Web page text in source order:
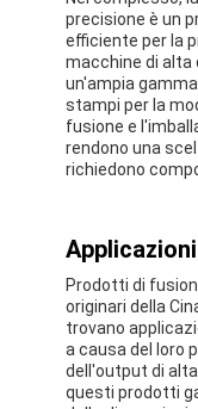
Prodotti
Circa noi
precisione è un
efficiente per la
macchine di alta
un'ampia
stampi per la
fusione e
rendono una
richiedono
Prodotti di
originari della
trovano
a causa del loro
dell'output di
questi prodotti